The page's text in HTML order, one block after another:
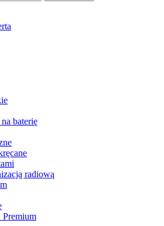
baterię
radiową
Premium